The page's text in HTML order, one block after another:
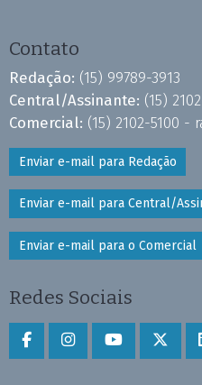
Contato
Redação: (15) 99789-3913
Central/Assinante: (15)
Comercial: (15) 2102-5100 -
Enviar e-mail para Redação
Enviar e-mail para Central/
Enviar e-mail para o Comercial
Redes Sociais